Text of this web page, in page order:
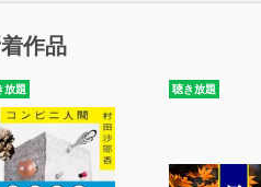
作品
放題 聴き放題